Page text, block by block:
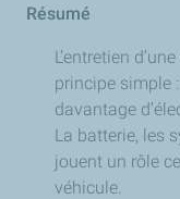
Résumé
L’entretien
principe simple
davantage
La batterie, les
jouent un rôle
véhicule.